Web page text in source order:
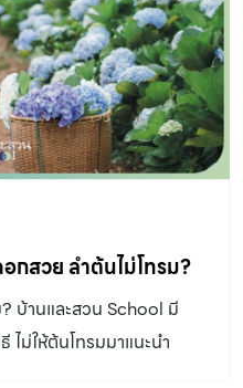
กสวย ลำต้นไม่โทรม?
บ้านและสวน School มี
ม่ให้ต้นโทรมมาแนะนำ